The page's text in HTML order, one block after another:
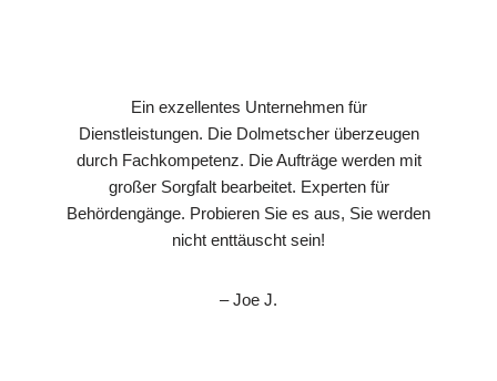
Ein exzellentes Unternehmen für
Dienstleistungen. Die Dolmetscher überzeugen
durch Fachkompetenz. Die Aufträge werden mit
großer Sorgfalt bearbeitet. Experten für
Behördengänge. Probieren Sie es aus, Sie werden
nicht enttäuscht sein!
– Joe J.